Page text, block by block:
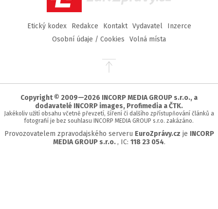
Etický kodex Redakce Kontakt Vydavatel
Inzerce
Osobní údaje / Cookies
Volná místa
Přejít
stránky
Copyright © 2009—2026 INCORP MEDIA GROUP s.r.o., a
dodavatelé INCORP images, Profimedia a ČTK.
Jakékoliv užití obsahu včetně převzetí, šíření či dalšího zpřístupňování článků a
fotografií je bez souhlasu INCORP MEDIA GROUP s.r.o. zakázáno.
Provozovatelem zpravodajského serveru EuroZprávy.cz je INCORP
MEDIA GROUP s.r.o. , IC: 118 23 054.